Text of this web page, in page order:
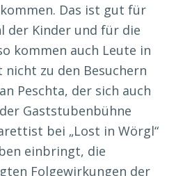
Das ist gut für
der Kinder und für die
kommen auch Leute in
nicht zu den Besuchern
Peschta, der sich auch
Gaststubenbühne
bei „Lost in Wörgl“
einbringt, die
Folgewirkungen der